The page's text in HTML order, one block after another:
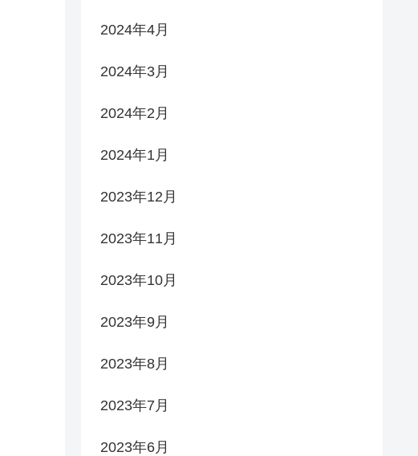
2024年4月
2024年3月
2024年2月
2024年1月
2023年12月
2023年11月
2023年10月
2023年9月
2023年8月
2023年7月
2023年6月